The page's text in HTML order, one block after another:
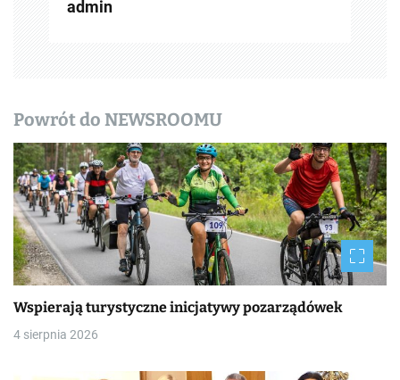
s
y
admin
Powrót do NEWSROOMU
Wspierają turystyczne inicjatywy pozarządówek
4 sierpnia 2026